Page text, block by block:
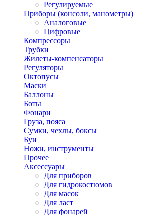
Регулируемые
Приборы (консоли, манометры)
Аналоговые
Цифровые
Компрессоры
Трубки
Жилеты-компенсаторы
Регуляторы
Октопусы
Маски
Баллоны
Боты
Фонари
Груза, пояса
Сумки, чехлы, боксы
Буи
Ножи, инструменты
Прочее
Аксессуары
Для приборов
Для гидрокостюмов
Для масок
Для ласт
Для фонарей